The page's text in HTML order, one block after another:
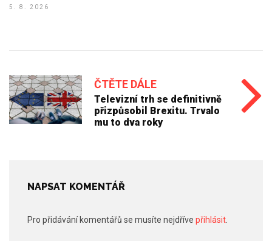
5. 8. 2026
ČTĚTE DÁLE
Televizní trh se definitivně
přizpůsobil Brexitu. Trvalo
mu to dva roky
NAPSAT KOMENTÁŘ
Pro přidávání komentářů se musíte nejdříve přihlásit